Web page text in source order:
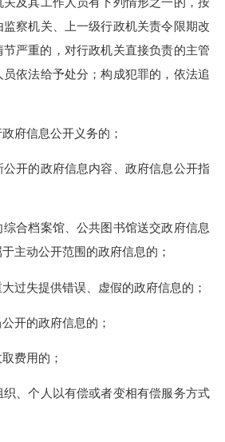
察机关、上一级行政机关责令限期改
严重的，对行政机关直接负责的主管
依法给予处分；构成犯罪的，依法追
信息公开义务的；
的政府信息内容、政府信息公开指
档案馆、公共图书馆送交政府信息
主动公开范围的政府信息的；
失提供错误、虚假的政府信息的；
的政府信息的；
费用的；
、个人以有偿或者变相有偿服务方式